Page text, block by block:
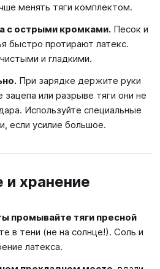
менять тяги комплектом.
с острыми кромками. Песок и
быстро протирают латекс.
и гладкими.
При зарядке держите руки
или разрыве тяги они не
Используйте специальные
если усилие большое.
хранение
промывайте тяги пресной
в тени (не на солнце!). Соль и
латекса.